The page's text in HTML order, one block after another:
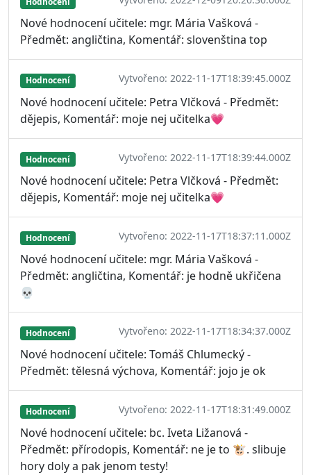
Nové hodnocení učitele: mgr. Mária Vašková -
Předmět: angličtina, Komentář: slovenština top
Hodnocení Vytvořeno: 2022-11-17T18:39:45.000Z
Nové hodnocení učitele: Petra Vlčková - Předmět:
dějepis, Komentář: moje nej učitelka💗
Hodnocení Vytvořeno: 2022-11-17T18:39:44.000Z
Nové hodnocení učitele: Petra Vlčková - Předmět:
dějepis, Komentář: moje nej učitelka💗
Hodnocení Vytvořeno: 2022-11-17T18:37:11.000Z
Nové hodnocení učitele: mgr. Mária Vašková -
Předmět: angličtina, Komentář: je hodně ukřičena
💀
Hodnocení Vytvořeno: 2022-11-17T18:34:37.000Z
Nové hodnocení učitele: Tomáš Chlumecký -
Předmět: tělesná výchova, Komentář: jojo je ok
Hodnocení Vytvořeno: 2022-11-17T18:31:49.000Z
Nové hodnocení učitele: bc. Iveta Ližanová -
Předmět: přírodopis, Komentář: ne je to 🐮. slibuje
hory doly a pak jenom testy!